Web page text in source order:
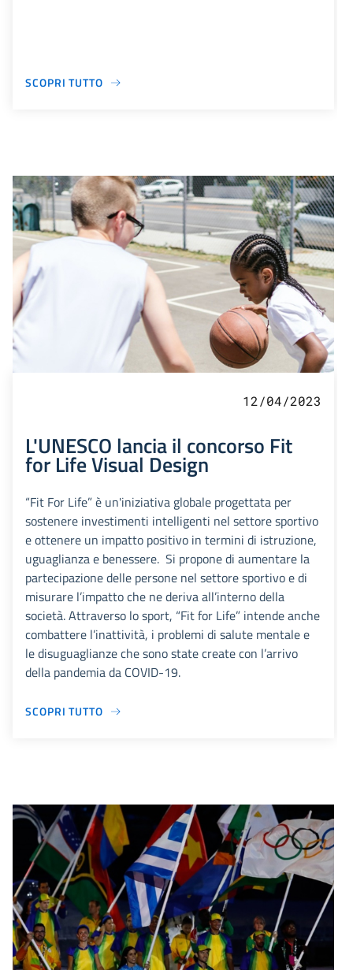
SCOPRI TUTTO
12/04/2023
L'UNESCO lancia il concorso Fit
for Life Visual Design
“Fit For Life” è un'iniziativa globale progettata per
sostenere investimenti intelligenti nel settore sportivo
e ottenere un impatto positivo in termini di istruzione,
uguaglianza e benessere. Si propone di aumentare la
partecipazione delle persone nel settore sportivo e di
misurare l’impatto che ne deriva all’interno della
società. Attraverso lo sport, “Fit for Life” intende anche
combattere l’inattività, i problemi di salute mentale e
le disuguaglianze che sono state create con l’arrivo
della pandemia da COVID-19.
SCOPRI TUTTO